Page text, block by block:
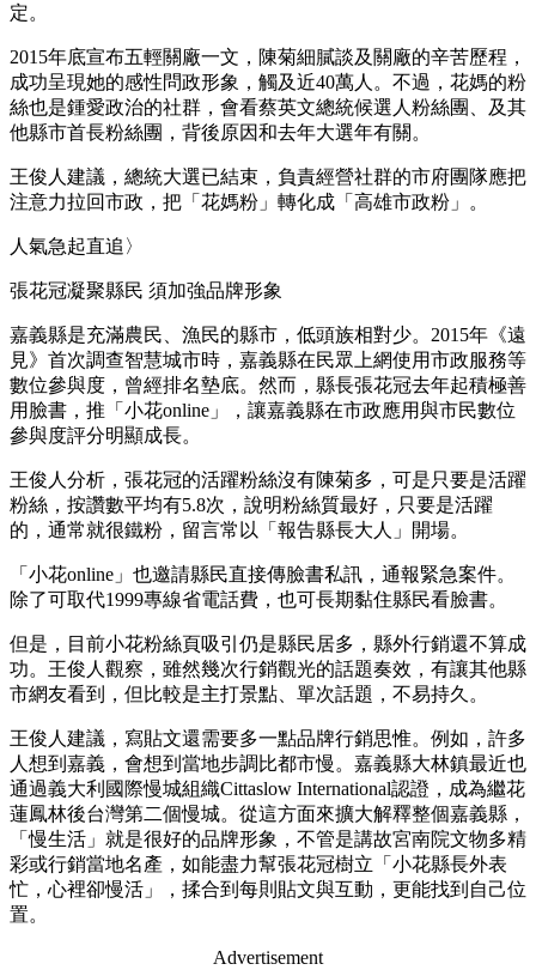
定。
2015年底宣布五輕關廠一文，陳菊細膩談及關廠的辛苦歷程，
成功呈現她的感性問政形象，觸及近40萬人。不過，花媽的粉
絲也是鍾愛政治的社群，會看蔡英文總統候選人粉絲團、及其
他縣市首長粉絲團，背後原因和去年大選年有關。
王俊人建議，總統大選已結束，負責經營社群的市府團隊應把
注意力拉回市政，把「花媽粉」轉化成「高雄市政粉」。
人氣急起直追〉
張花冠凝聚縣民 須加強品牌形象
嘉義縣是充滿農民、漁民的縣市，低頭族相對少。2015年《遠
見》首次調查智慧城市時，嘉義縣在民眾上網使用市政服務等
數位參與度，曾經排名墊底。然而，縣長張花冠去年起積極善
用臉書，推「小花online」，讓嘉義縣在市政應用與市民數位
參與度評分明顯成長。
王俊人分析，張花冠的活躍粉絲沒有陳菊多，可是只要是活躍
粉絲，按讚數平均有5.8次，說明粉絲質最好，只要是活躍
的，通常就很鐵粉，留言常以「報告縣長大人」開場。
「小花online」也邀請縣民直接傳臉書私訊，通報緊急案件。
除了可取代1999專線省電話費，也可長期黏住縣民看臉書。
但是，目前小花粉絲頁吸引仍是縣民居多，縣外行銷還不算成
功。王俊人觀察，雖然幾次行銷觀光的話題奏效，有讓其他縣
市網友看到，但比較是主打景點、單次話題，不易持久。
王俊人建議，寫貼文還需要多一點品牌行銷思惟。例如，許多
人想到嘉義，會想到當地步調比都市慢。嘉義縣大林鎮最近也
通過義大利國際慢城組織Cittaslow International認證，成為繼花
蓮鳳林後台灣第二個慢城。從這方面來擴大解釋整個嘉義縣，
「慢生活」就是很好的品牌形象，不管是講故宮南院文物多精
彩或行銷當地名產，如能盡力幫張花冠樹立「小花縣長外表
忙，心裡卻慢活」，揉合到每則貼文與互動，更能找到自己位
置。
Advertisement